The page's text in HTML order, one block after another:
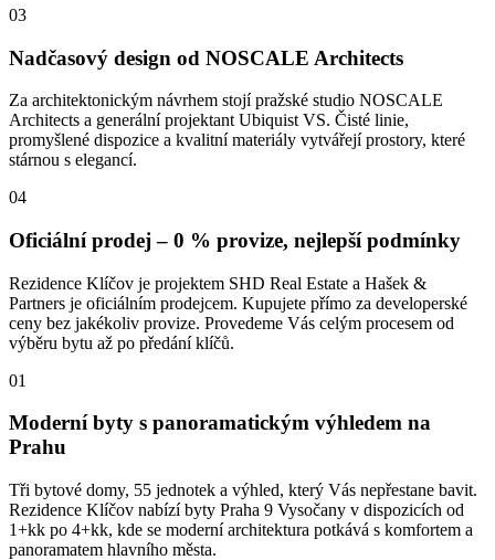
03
Nadčasový design od NOSCALE Architects
Za architektonickým návrhem stojí pražské studio NOSCALE
Architects a generální projektant Ubiquist VS. Čisté linie,
promyšlené dispozice a kvalitní materiály vytvářejí prostory, které
stárnou s elegancí.
04
Oficiální prodej – 0 % provize, nejlepší podmínky
Rezidence Klíčov je projektem SHD Real Estate a Hašek &
Partners je oficiálním prodejcem. Kupujete přímo za developerské
ceny bez jakékoliv provize. Provedeme Vás celým procesem od
výběru bytu až po předání klíčů.
01
Moderní byty s panoramatickým výhledem na
Prahu
Tři bytové domy, 55 jednotek a výhled, který Vás nepřestane bavit.
Rezidence Klíčov nabízí byty Praha 9 Vysočany v dispozicích od
1+kk po 4+kk, kde se moderní architektura potkává s komfortem a
panoramatem hlavního města.